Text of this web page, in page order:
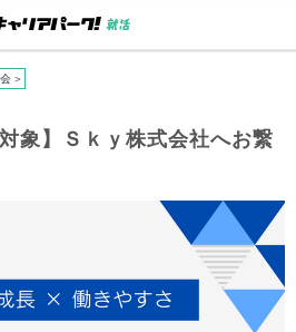
＞
象】Ｓｋｙ株式会社へお繋